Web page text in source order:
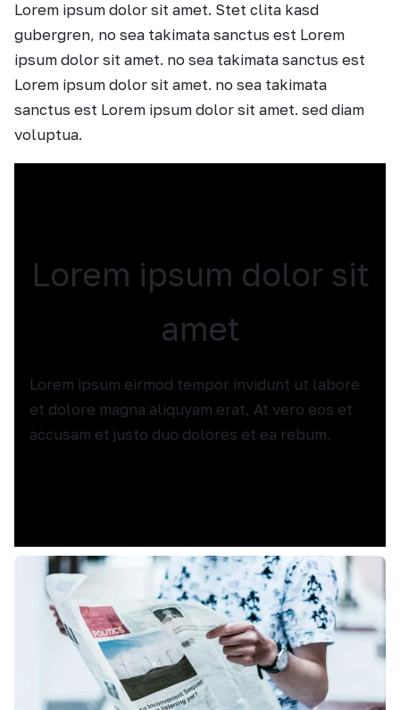
Lorem ipsum dolor sit amet. Stet clita kasd
gubergren, no sea takimata sanctus est Lorem
ipsum dolor sit amet. no sea takimata sanctus est
Lorem ipsum dolor sit amet. no sea takimata
sanctus est Lorem ipsum dolor sit amet. sed diam
voluptua.
Lorem ipsum dolor sit
amet
Lorem ipsum eirmod tempor invidunt ut labore
et dolore magna aliquyam erat, At vero eos et
accusam et justo duo dolores et ea rebum.